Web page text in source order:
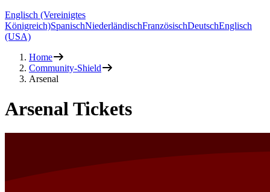
Englisch (Vereinigtes
Königreich)SpanischNiederländischFranzösischDeutschEnglisch
(USA)
Home
Community-Shield
Arsenal
Arsenal Tickets